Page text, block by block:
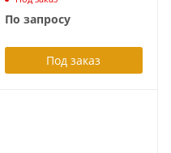
По запросу
Под заказ